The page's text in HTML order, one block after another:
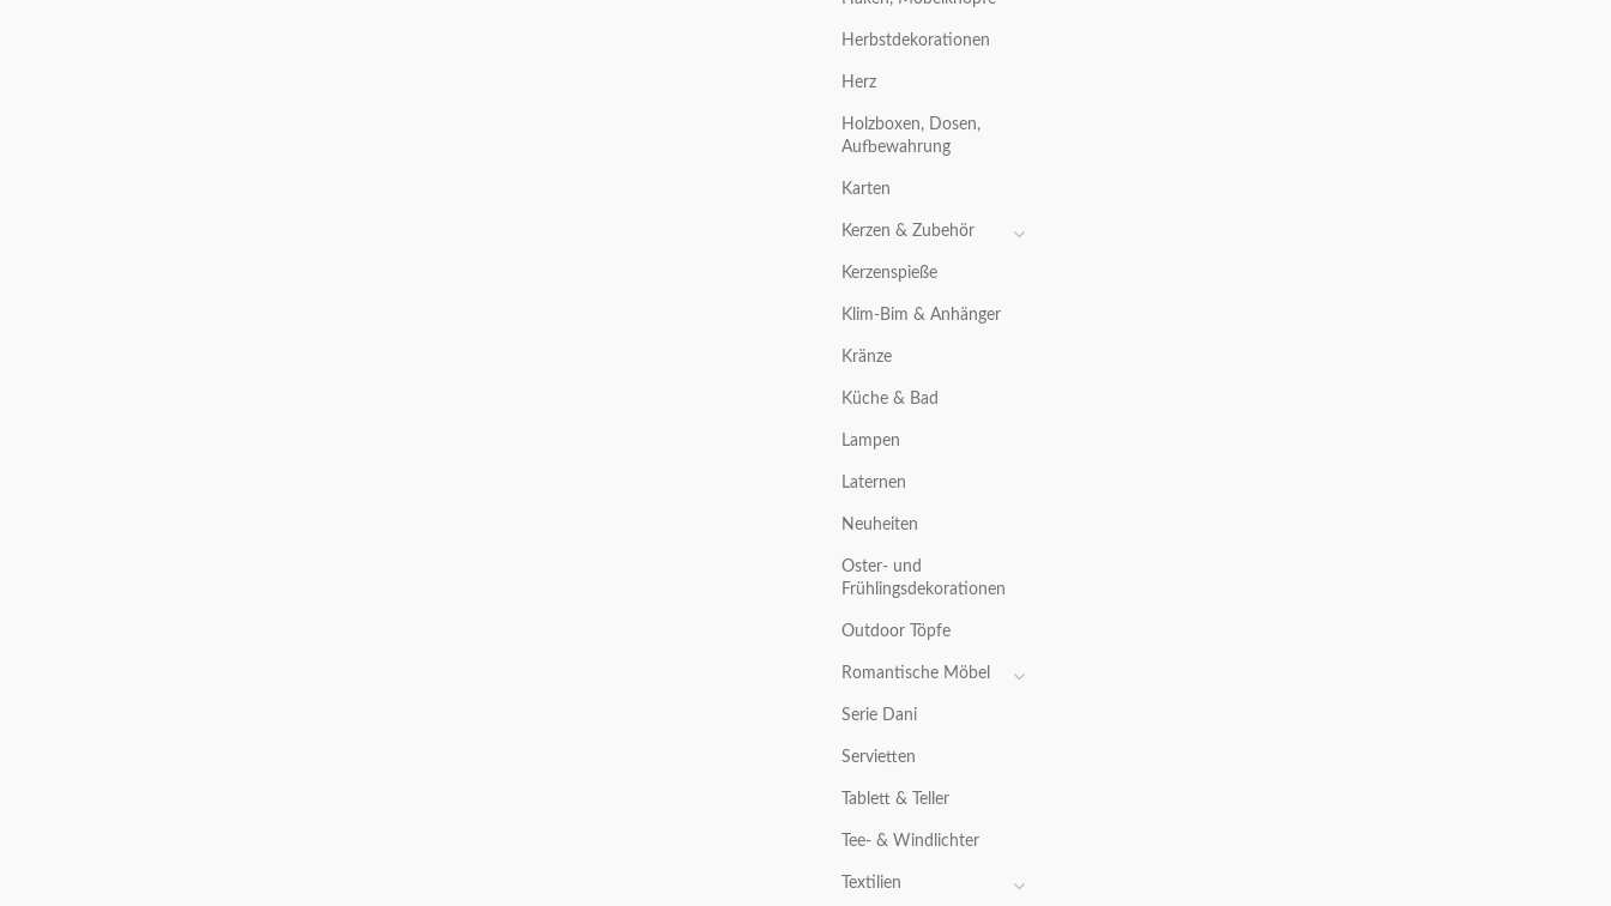
Herbstdekorationen
Herz
Holzboxen, Dosen,
Aufbewahrung
Karten
Kerzen & Zubehör
Kerzenspieße
Klim-Bim & Anhänger
Kränze
Küche & Bad
Lampen
Laternen
Neuheiten
Oster- und
Frühlingsdekorationen
Outdoor Töpfe
Romantische Möbel
Serie Dani
Servietten
Tablett & Teller
Tee- & Windlichter
Textilien